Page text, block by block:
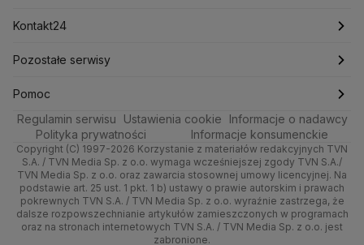
Ministerstwo Aktywów Państwowych
Ministerstwo Infrastruktury
Ministerstwo Rolnictwa
Ministerstwo Rozwoju i Technologii
Ministerstwo Sportu i Turystyki
Ministerstwo Cyfryzacji
Ministerstwo Edukacji Narodowej
Ministerstwo Finansów
Ministerstwo Klimatu i Środowiska
Ministerstwo Nauki i Szkolnictwa Wyższego
Technologia
Quizy
Tematy
Poznań
Trójmiasto
Kielce
Kujawsko-pomorskie
Lublin
Lubuskie
Nieruchomości
Rynki
Dla firm
Handel
Ze świata
Tech
Moto
Pogoda na jutro
Pogoda na weekend
Najnowsze
Polska
Prognoza
Świat
Nauka
Tenis
Kolarstwo
Skoki Narciarskie
Sporty zimowe
Lekkoatletyka
Siatkówka
F1
Najnowsze
Polska
Świat
Polityka
Zdrowie
Tech
Nauka
Kontakt24
Najnowsze
Gorące Tematy
Wyślij zgłoszenie
Pozostałe serwisy
TVN
Dzień Dobry TVN
Uwaga TVN
HGTV
TVN Turbo
Pomoc
Centrum pomocy
Test zgodności
Oglądaj na TV
Zrealizuj voucher
Regulamin serwisu Ustawienia cookie
Informacje o nadawcy
Polityka prywatności
Informacje konsumenckie
Copyright (C) 1997-2026 Korzystanie z materiałów redakcyjnych TVN
S.A. / TVN Media Sp. z o.o. wymaga wcześniejszej zgody TVN S.A./
TVN Media Sp. z o.o. oraz zawarcia stosownej umowy licencyjnej. Na
podstawie art. 25 ust. 1 pkt. 1 b) ustawy o prawie autorskim i prawach
pokrewnych TVN S.A. / TVN Media Sp. z o.o. wyraźnie zastrzega, że
dalsze rozpowszechnianie artykułów zamieszczonych w programach
oraz na stronach internetowych TVN S.A. / TVN Media Sp. z o.o. jest
zabronione.